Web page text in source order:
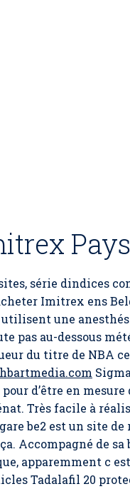
série dindices
Imitrex ens
une
pas au-dessous
du titre de NBA
d’être en
Très facile à
be2 est un site
Accompagné de sa
, apparemment c
Tadalafil 20